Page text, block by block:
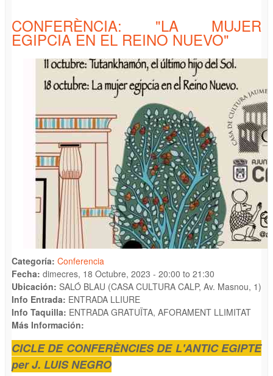
CONFERÈNCIA: "LA MUJER
EGIPCIA EN EL REINO NUEVO"
Categoría: Conferencia
Fecha: dimecres, 18 Octubre, 2023 - 20:00 to 21:30
Ubicación: SALÓ BLAU (CASA CULTURA CALP, Av. Masnou, 1)
Info Entrada: ENTRADA LLIURE
Info Taquilla: ENTRADA GRATUÏTA, AFORAMENT LLIMITAT
Más Información:
CICLE DE CONFERÈNCIES DE L'ANTIC EGIPTE
per J. LUIS NEGRO